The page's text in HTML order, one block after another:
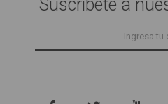
Suscríbete a